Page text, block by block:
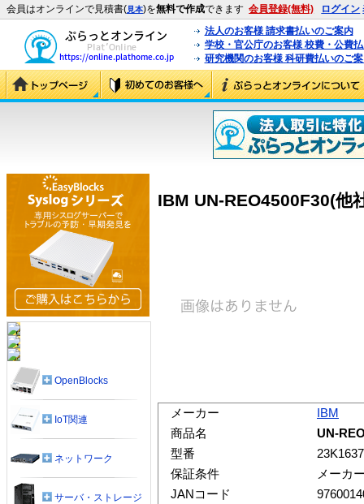
会員はオンラインで見積書(見本)を無料で作成できます 会員登録(無料) ログイン
法人のお客様 請求書払いのご案内
学校・官公庁のお客様 校費・公費
研究機関のお客様 科研費払いのご
IBM UN-REO4500F30(他
メーカー
IBM
商品名
UN-
型番
23K1637
保証条件
メーカ
JANコード
OpenBlocks
IoT関連
ネットワーク
サーバ・ストレージ